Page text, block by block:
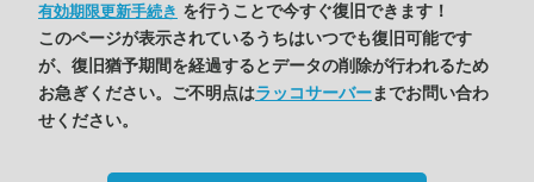
有効期限更新手続き を行うことで今すぐ復旧できます！
このページが表示されているうちはいつでも復旧可能です
が、復旧猶予期間を経過するとデータの削除が行われるため
お急ぎください。ご不明点はラッコサーバーまでお問い合わ
せください。